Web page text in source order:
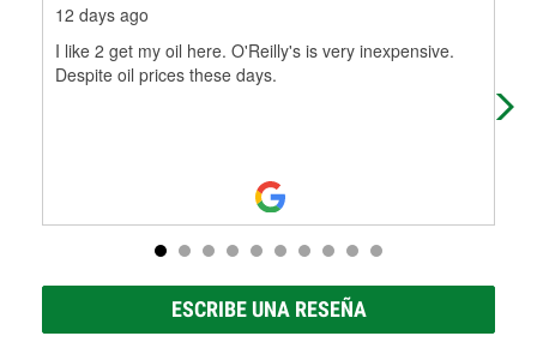
12 days ago
I like 2 get my oil here. O'Reilly's is very inexpensive.
Despite oil prices these days.
ESCRIBE UNA RESEÑA